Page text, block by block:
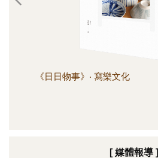
《日日物事》‧ 寫樂文化
[ 媒體報導 ]